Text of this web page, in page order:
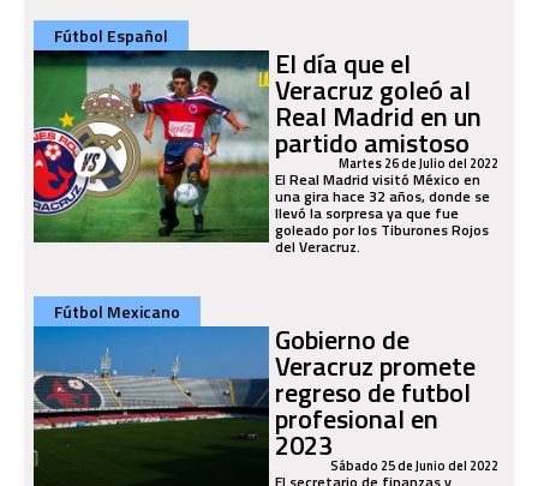
Fútbol Español
El día que el
Veracruz goleó al
Real Madrid en un
partido amistoso
Martes 26 de Julio del 2022
El Real Madrid visitó México en
una gira hace 32 años, donde se
llevó la sorpresa ya que fue
goleado por los Tiburones Rojos
del Veracruz.
Fútbol Mexicano
Gobierno de
Veracruz promete
regreso de futbol
profesional en
2023Sábado 25 de Junio del 2022
El secretario de finanzas y